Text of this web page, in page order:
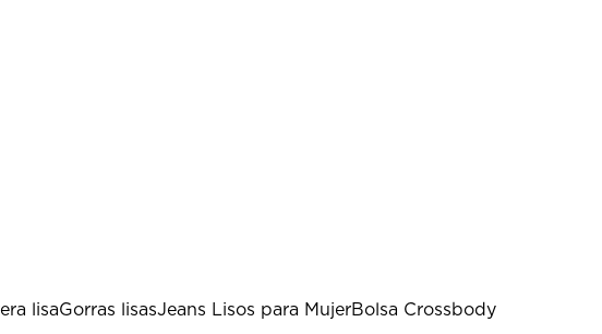
lisaGorras lisasJeans Lisos para MujerBolsa Crossbody